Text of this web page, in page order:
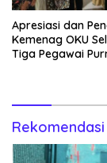
Apresiasi dan
Kemenag OKU
Tiga Pegawai